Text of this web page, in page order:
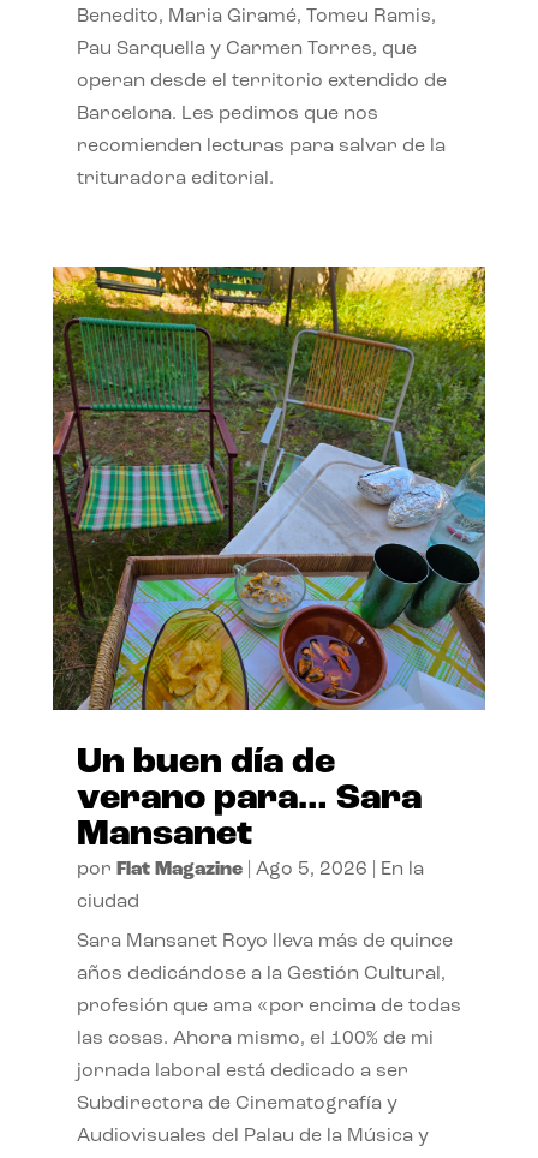
Benedito, Maria Giramé, Tomeu Ramis,
Pau Sarquella y Carmen Torres, que
operan desde el territorio extendido de
Barcelona. Les pedimos que nos
recomienden lecturas para salvar de la
trituradora editorial.
Un buen día de
verano para… Sara
Mansanet
por Flat Magazine| Ago 5, 2026
En la
ciudad
Sara Mansanet Royo lleva más de quince
años dedicándose a la Gestión Cultural,
profesión que ama «por encima de todas
las cosas. Ahora mismo, el 100% de mi
jornada laboral está dedicado a ser
Subdirectora de Cinematografía y
Audiovisuales del Palau de la Música y